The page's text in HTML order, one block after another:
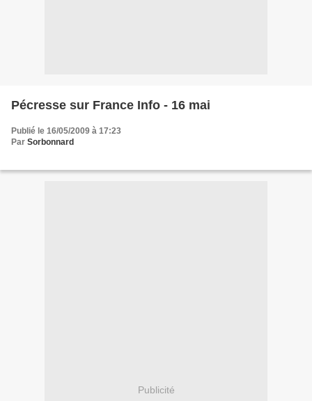
Pécresse sur France Info - 16 mai
Publié le 16/05/2009 à 17:23
Par Sorbonnard
Publicité